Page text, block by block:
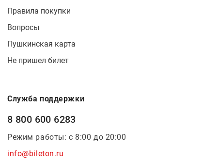
Правила покупки
Вопросы
Пушкинская карта
Не пришел билет
Служба поддержки
8 800 600 6283
Режим работы: с 8:00 до 20:00
info@bileton.ru